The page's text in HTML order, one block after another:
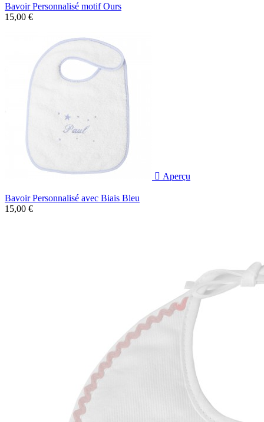
Bavoir Personnalisé motif Ours
15,00 €
 Aperçu
Bavoir Personnalisé avec Biais Bleu
15,00 €